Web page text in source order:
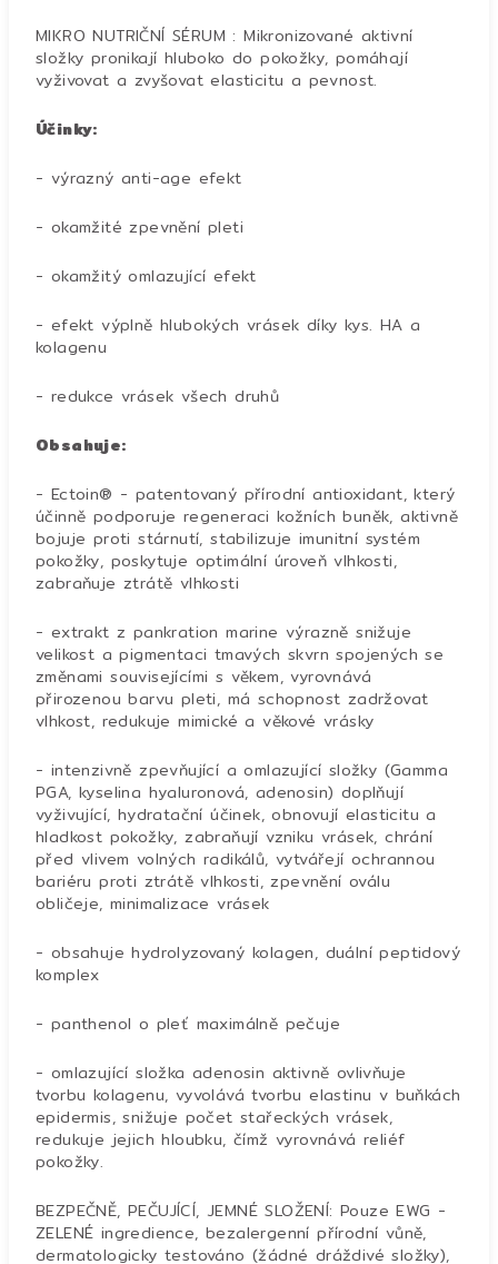
MIKRO NUTRIČNÍ SÉRUM : Mikronizované aktivní
složky pronikají hluboko do pokožky, pomáhají
vyživovat a zvyšovat elasticitu a pevnost.
Účinky:
- výrazný anti-age efekt
- okamžité zpevnění pleti
- okamžitý omlazující efekt
- efekt výplně hlubokých vrásek díky kys. HA a
kolagenu
- redukce vrásek všech druhů
Obsahuje:
- Ectoin® - patentovaný přírodní antioxidant, který
účinně podporuje regeneraci kožních buněk, aktivně
bojuje proti stárnutí, stabilizuje imunitní systém
pokožky, poskytuje optimální úroveň vlhkosti,
zabraňuje ztrátě vlhkosti
- extrakt z pankration marine výrazně snižuje
velikost a pigmentaci tmavých skvrn spojených se
změnami souvisejícími s věkem, vyrovnává
přirozenou barvu pleti, má schopnost zadržovat
vlhkost, redukuje mimické a věkové vrásky
- intenzivně zpevňující a omlazující složky (Gamma
PGA, kyselina hyaluronová, adenosin) doplňují
vyživující, hydratační účinek, obnovují elasticitu a
hladkost pokožky, zabraňují vzniku vrásek, chrání
před vlivem volných radikálů, vytvářejí ochrannou
bariéru proti ztrátě vlhkosti, zpevnění oválu
obličeje, minimalizace vrásek
- obsahuje hydrolyzovaný kolagen, duální peptidový
komplex
- panthenol o pleť maximálně pečuje
- omlazující složka adenosin aktivně ovlivňuje
tvorbu kolagenu, vyvolává tvorbu elastinu v buňkách
epidermis, snižuje počet stařeckých vrásek,
redukuje jejich hloubku, čímž vyrovnává reliéf
pokožky.
BEZPEČNĚ, PEČUJÍCÍ, JEMNÉ SLOŽENÍ: Pouze EWG -
ZELENÉ ingredience, bezalergenní přírodní vůně,
dermatologicky testováno (žádné dráždivé složky),